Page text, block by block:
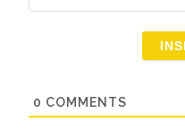
0 COMMENTS